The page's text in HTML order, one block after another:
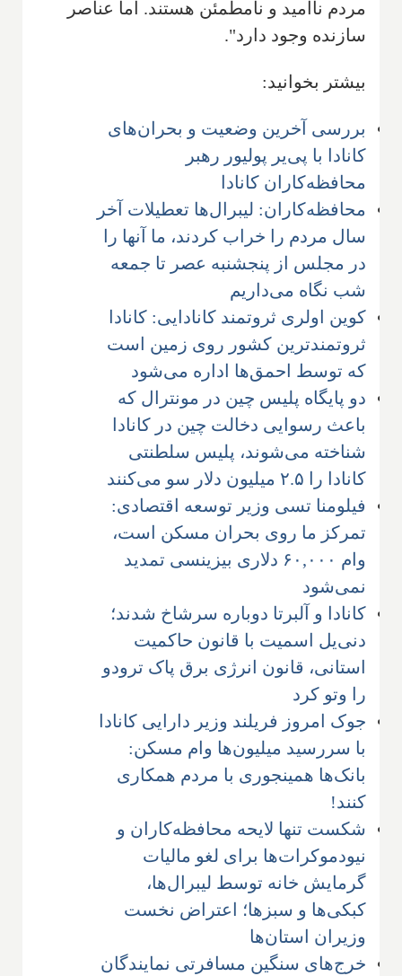
مردم ناامید و نامطمئن هستند. اما عناصر
سازنده وجود دارد".
بیشتر بخوانید:
بررسی آخرین وضعیت و بحران‌های
کانادا با پی‌یر پولیور رهبر
محافظه‌کاران کانادا
محافظه‌کاران: لیبرال‌ها تعطیلات آخر
سال مردم را خراب کردند، ما آنها را
در مجلس از پنجشنبه عصر تا جمعه
شب نگاه می‌داریم
کوین اولری ثروتمند کانادایی: کانادا
ثروتمندترین کشور روی زمین است
که توسط احمق‌ها اداره می‌شود
دو پایگاه پلیس چین در مونترال که
باعث رسوایی دخالت چین در کانادا
شناخته می‌شوند، پلیس سلطنتی
کانادا را ۲.۵ میلیون دلار سو می‌کنند
فیلومنا تسی وزیر توسعه اقتصادی:
تمرکز ما روی بحران مسکن است،
وام ۶۰,۰۰۰ دلاری بیزینسی تمدید
نمی‌شود
کانادا و آلبرتا دوباره سرشاخ شدند؛
دنی‌یل اسمیت با قانون حاکمیت
استانی، قانون انرژی برق پاک ترودو
را وتو کرد
جوک امروز فریلند وزیر دارایی کانادا
با سررسید میلیون‌ها وام مسکن:
بانک‌ها همینجوری با مردم همکاری
کنند!
شکست تنها لایحه محافظه‌کاران و
نیودموکرات‌ها برای لغو مالیات
گرمایش خانه توسط لیبرال‌ها،
کبکی‌ها و سبزها؛ اعتراض نخست
وزیران استان‌ها
خرج‌های سنگین مسافرتی نمایندگان